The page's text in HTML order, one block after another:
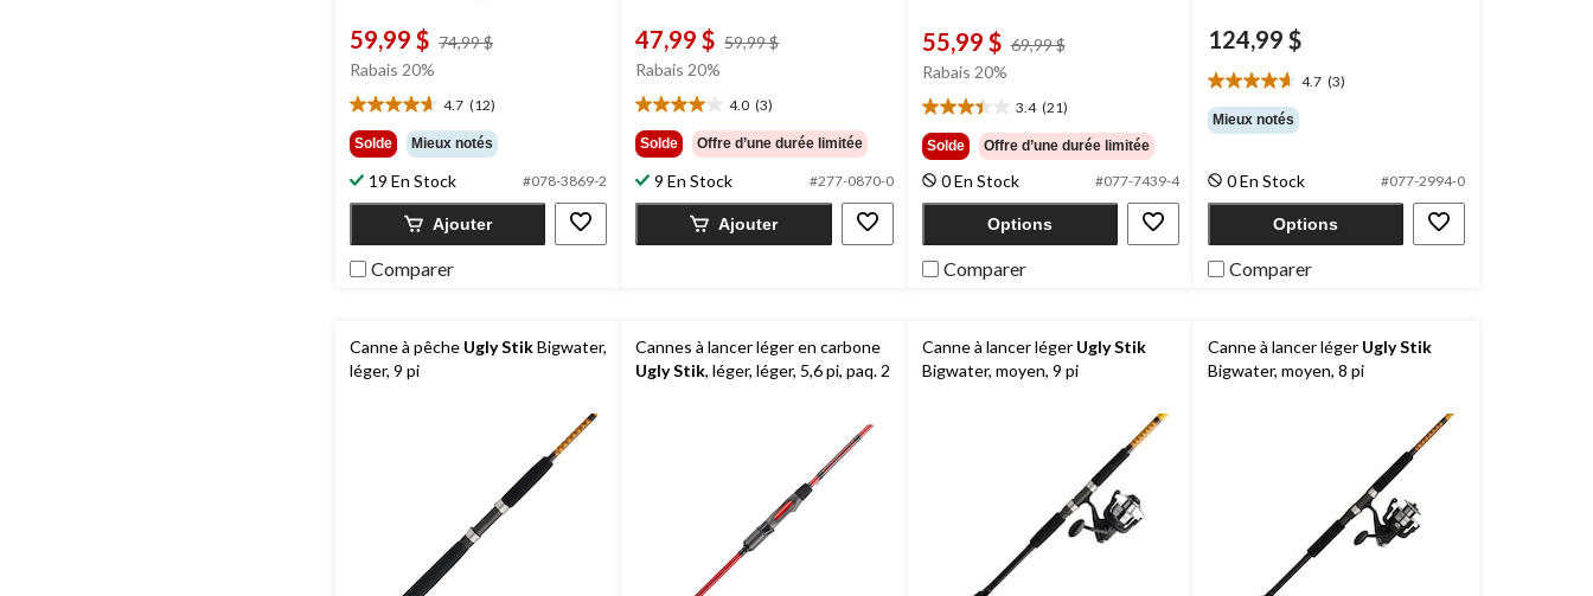
59,99 $ 74,99 $
Rabais 20%
4.7 (12)
4.7
étoile(s)
sur
5.
12
évaluations
Solde Mieux notés
19 En Stock #078-3869-2
Ajouter
Comparer
47,99 $ 59,99 $
Rabais 20%
4.0 (3)
4.0
étoile(s)
sur
5.
3
évaluations
Solde Offre d’une durée limitée
9 En Stock #277-0870-0
Ajouter
55,99 $ 69,99 $
Rabais 20%
3.4 (21)
3.4
étoile(s)
sur
5.
21
évaluations
Solde Offre d’une durée limitée
0 En Stock #077-7439-4
Options
Comparer
124,99 $
4.7 (3)
4.7
étoile(s)
sur
3
évaluations
Mieux notés
0 En Stock #077-2994-0
Options
Comparer
Canne à pêche Ugly StikBigwater,
léger, 9 pi
Cannes à lancer léger en carbone
Ugly Stik, léger, léger, 5,6 pi, paq. 2
Canne à lancer léger Ugly Stik
Bigwater, moyen, 9 pi
Canne à lancer léger Ugly Stik
Bigwater, moyen, 8 pi